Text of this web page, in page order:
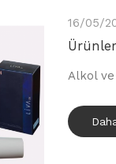
16/05/
Alkol ve